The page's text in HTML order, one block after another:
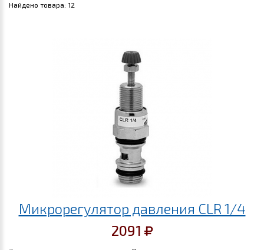
Найдено товара: 12
Микрорегулятор давления CLR 1/4
2091